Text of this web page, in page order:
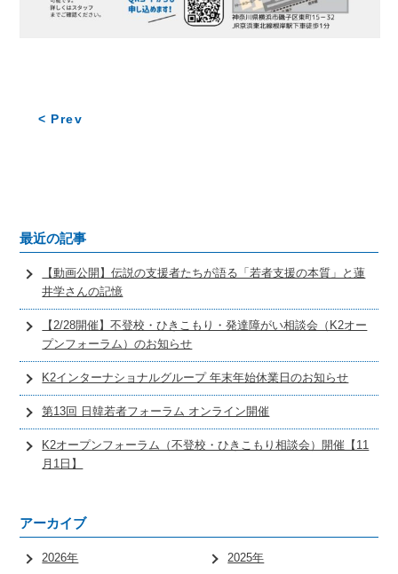
< Prev
最近の記事
【動画公開】伝説の支援者たちが語る「若者支援の本質」と蓮
井学さんの記憶
【2/28開催】不登校・ひきこもり・発達障がい相談会（K2オー
プンフォーラム）のお知らせ
K2インターナショナルグループ 年末年始休業日のお知らせ
第13回 日韓若者フォーラム オンライン開催
K2オープンフォーラム（不登校・ひきこもり相談会）開催【11
月1日】
アーカイブ
2026年 2025年